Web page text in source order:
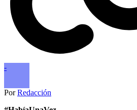
-
PorRedacción